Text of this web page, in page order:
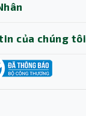
của chúng tôi